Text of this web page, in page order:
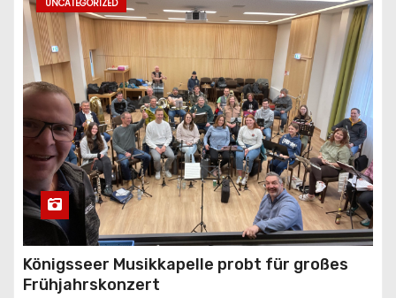
UNCATEGORIZED
Königsseer Musikkapelle probt für großes
Frühjahrskonzert